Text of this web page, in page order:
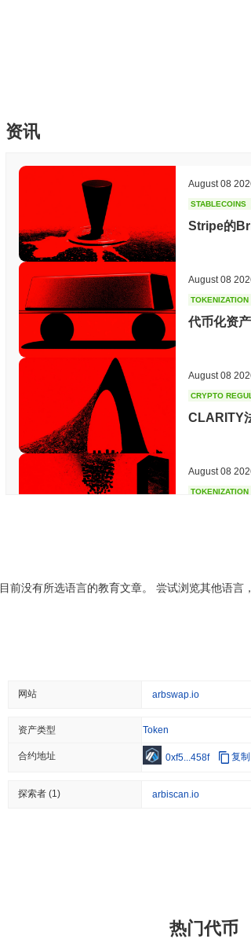
滞后。
资讯
August 08
STABLECOINS
Stripe的
August 08
TOKENIZATION
代币化资
August 08
CRYPTO
CLARITY
August 08
TOKENIZATION
COINBASE
August 07 2026
CLARITY
目前没有所选语言的教育文章。 尝试浏览其他语言
网站 arbswap.io
资产类型 Token
合约地址 0xf5...458f 复制
探索者(1) arbiscan.io
热门代币